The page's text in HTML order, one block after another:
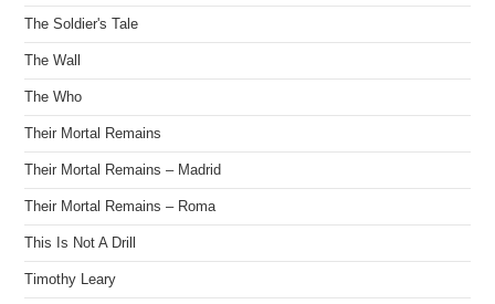
The Soldier's Tale
The Wall
The Who
Their Mortal Remains
Their Mortal Remains – Madrid
Their Mortal Remains – Roma
This Is Not A Drill
Timothy Leary